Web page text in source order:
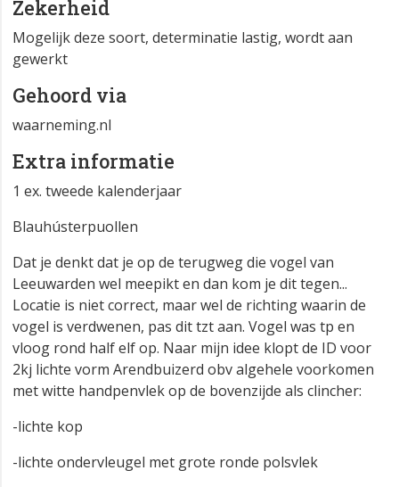
Zekerheid
Mogelijk deze soort, determinatie lastig, wordt aan
gewerkt
Gehoord via
waarneming.nl
Extra informatie
1 ex. tweede kalenderjaar
Blauhústerpuollen
Dat je denkt dat je op de terugweg die vogel van
Leeuwarden wel meepikt en dan kom je dit tegen...
Locatie is niet correct, maar wel de richting waarin de
vogel is verdwenen, pas dit tzt aan. Vogel was tp en
vloog rond half elf op. Naar mijn idee klopt de ID voor
2kj lichte vorm Arendbuizerd obv algehele voorkomen
met witte handpenvlek op de bovenzijde als clincher:
-lichte kop
-lichte ondervleugel met grote ronde polsvlek